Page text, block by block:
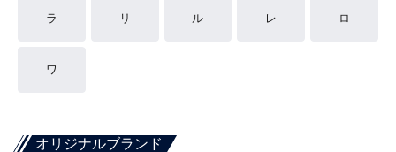
ラ リ ル レ ロ
ワ
オリジナルブランド